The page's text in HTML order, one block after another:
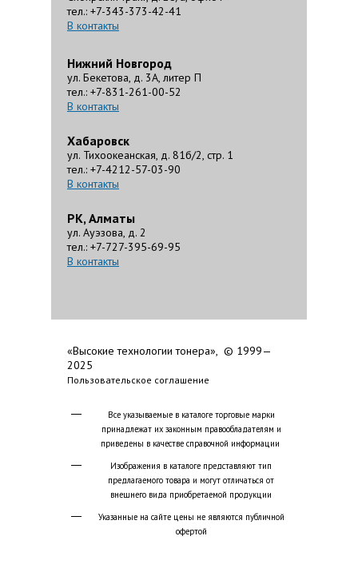
тел.: +7-343-373-42-41
В контакты
Нижний Новгород
ул. Бекетова, д. 3А, литер П
тел.: +7-831-261-00-52
В контакты
Хабаровск
ул. Тихоокеанская, д. 81б/2, стр. 1
тел.: +7-4212-57-03-90
В контакты
РК, Алматы
ул. Ауэзова, д. 2
тел.: +7-727-395-69-95
В контакты
«Высокие технологии тонера», © 1999—
2025
Пользовательское соглашение
Все указываемые в каталоге торговые марки
принадлежат их законным правообладателям и
приведены в качестве справочной информации
Изображения в каталоге представляют тип
предлагаемого товара и могут отличаться от
внешнего вида приобретаемой продукции
Указанные на сайте цены не являются публичной
офертой